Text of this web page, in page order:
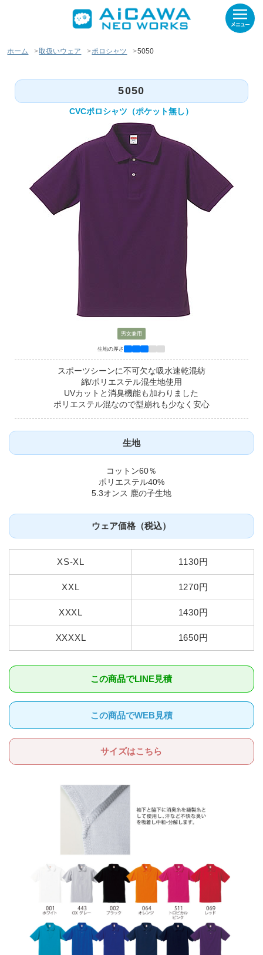
ホーム 取扱いウェア ポロシャツ 5050
5050
CVCポロシャツ（ポケット無し）
男女兼用
生地の厚さ
スポーツシーンに不可欠な吸水速乾混紡
綿/ポリエステル混生地使用
UVカットと消臭機能も加わりました
ポリエステル混なので型崩れも少なく安心
生地
コットン60％
ポリエステル40%
5.3オンス 鹿の子生地
ウェア価格（税込）
XS-XL 1130円
XXL 1270円
XXXL 1430円
XXXXL 1650円
この商品でLINE見積
この商品でWEB見積
サイズはこちら